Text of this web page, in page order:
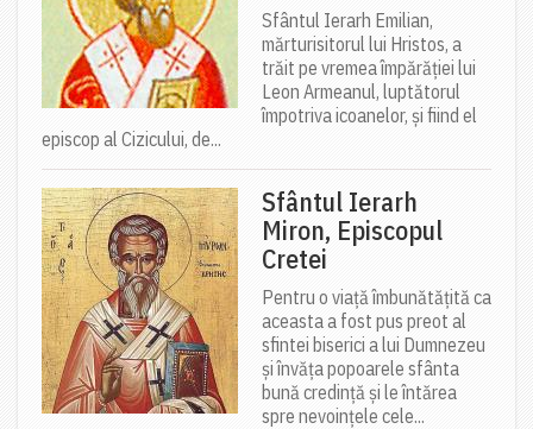
Sfântul Ierarh Emilian,
mărturisitorul lui Hristos, a
trăit pe vremea împărăției lui
Leon Armeanul, luptătorul
împotriva icoanelor, și fiind el
episcop al Cizicului, de...
Sfântul Ierarh
Miron, Episcopul
Cretei
Pentru o viață îmbunătățită ca
aceasta a fost pus preot al
sfintei biserici a lui Dumnezeu
și învăța popoarele sfânta
bună credință și le întărea
spre nevoințele cele...